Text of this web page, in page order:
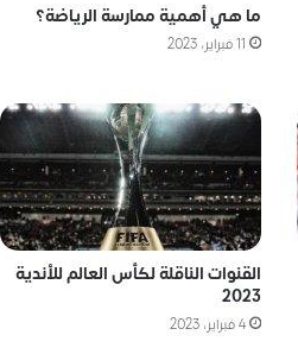
ما هي أهمية ممارسة الرياضة؟
11 فبراير، 2023
القنوات الناقلة لكأس العالم للأندية
2023
4 فبراير، 2023